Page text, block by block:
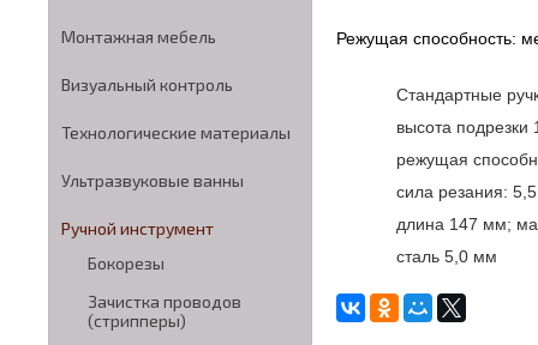
Монтажная мебель
Визуальный контроль
Технологические материалы
Ультразвуковые ванны
Ручной инструмент
Бокорезы
Зачистка проводов
(стрипперы)
Режущая способность:
Стандартные
высота
режущая
сила резания: 5,5
длина 147 мм;
сталь 5,0 мм